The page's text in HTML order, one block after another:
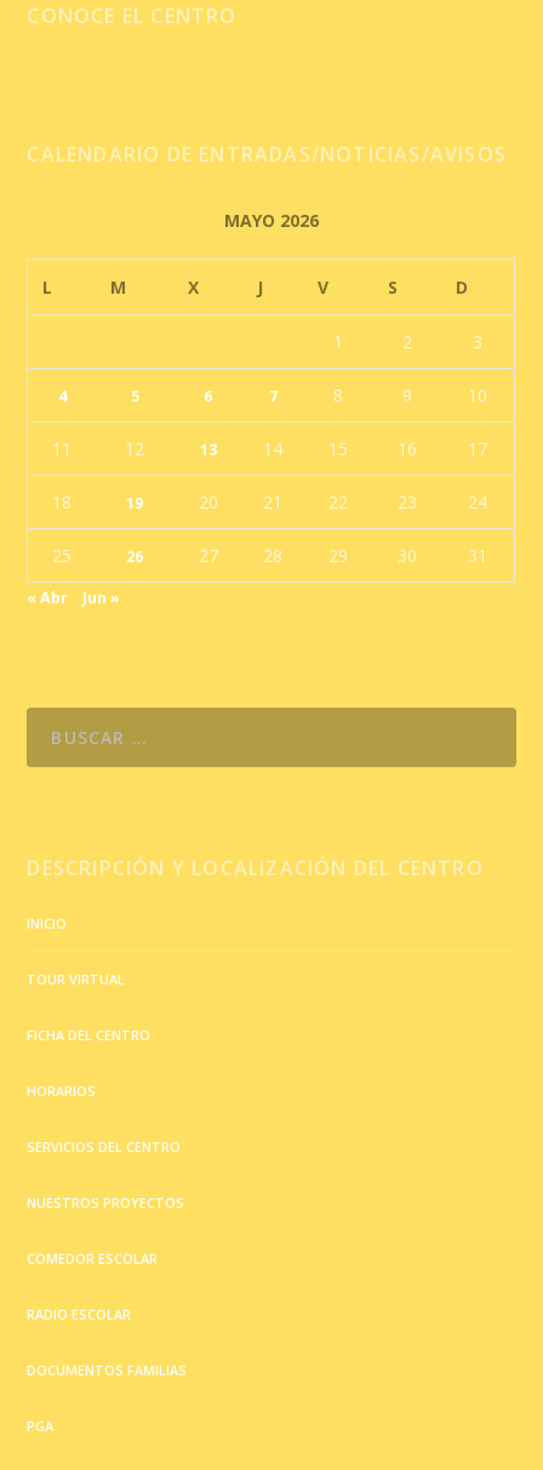
CONOCE EL CENTRO
CALENDARIO DE ENTRADAS/NOTICIAS/AVISOS
MAYO 2026
L M X J V S D
1 2 3
4 5 6 7 8 9 10
11 12 13 14 15 16 17
18 19 20 21 22 23 24
25 26 27 28 29 30 31
« Abr Jun »
DESCRIPCIÓN Y LOCALIZACIÓN DEL CENTRO
INICIO
TOUR VIRTUAL
FICHA DEL CENTRO
HORARIOS
SERVICIOS DEL CENTRO
NUESTROS PROYECTOS
COMEDOR ESCOLAR
RADIO ESCOLAR
DOCUMENTOS FAMILIAS
PGA